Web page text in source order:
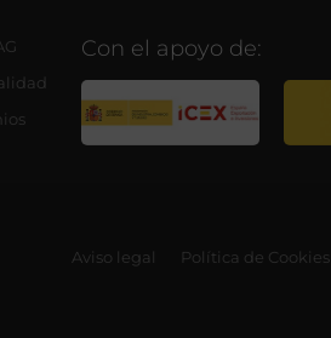
Con el apoyo de:
Aviso legal Política de Cookies